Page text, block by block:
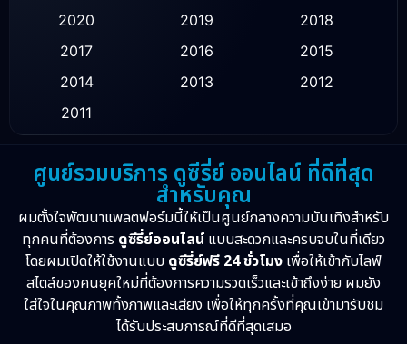
Fantasy จินตนาการ
History ประวัติศาสตร์
Inspirational แรงบันดาลใจ
Love (2)
Melodrama (2)
Mystery ลึกลับ
2020
2019
2018
2017
2016
2015
2014
2013
2012
2011
ศูนย์รวมบริการ ดูซีรี่ย์ ออนไลน์ ที่ดีที่สุด
สำหรับคุณ
ผมตั้งใจพัฒนาแพลตฟอร์มนี้ให้เป็นศูนย์กลางความบันเทิงสำหรับ
ทุกคนที่ต้องการ ดูซีรี่ย์ออนไลน์ แบบสะดวกและครบจบในที่เดียว
โดยผมเปิดให้ใช้งานแบบ ดูซีรี่ย์ฟรี 24 ชั่วโมง เพื่อให้เข้ากับไลฟ์
สไตล์ของคนยุคใหม่ที่ต้องการความรวดเร็วและเข้าถึงง่าย ผมยัง
ใส่ใจในคุณภาพทั้งภาพและเสียง เพื่อให้ทุกครั้งที่คุณเข้ามารับชม
ได้รับประสบการณ์ที่ดีที่สุดเสมอ